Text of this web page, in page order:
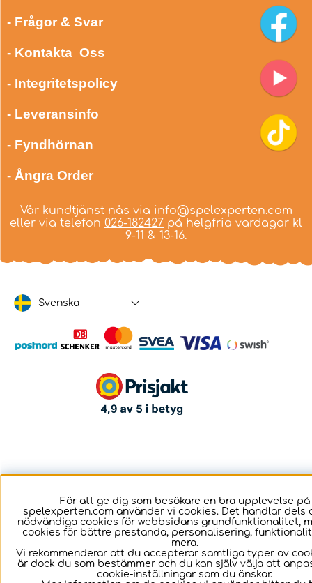
- Frågor & Svar
- Kontakta Oss
- Integritetspolicy
- Leveransinfo
- Fyndhörnan
- Ångra Order
Vår kundtjänst nås via info@spelexperten.com
eller via telefon 026-182427 på helgfria vardagar kl
9-11 & 13-16.
Svenska
För att ge dig som besökare en bra upplevelse på
spelexperten.com använder vi cookies. Det handlar dels
nödvändiga cookies för webbsidans grundfunktionalitet,
cookies för bättre prestanda, personalisering,
mera.
Vi rekommenderar att du accepterar samtliga typer av
är dock du som bestämmer och du kan själv välja att
cookie-inställningar som du önskar.